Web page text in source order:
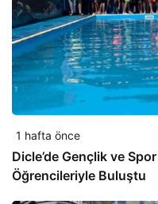
1 hafta önce
Dicle’de Gençlik ve
Öğrencileriyle Buluştu